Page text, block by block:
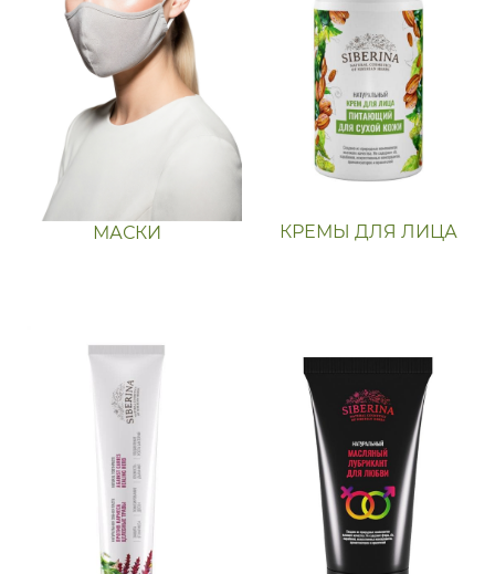
МАСКИ КРЕМЫ ДЛЯ ЛИЦА